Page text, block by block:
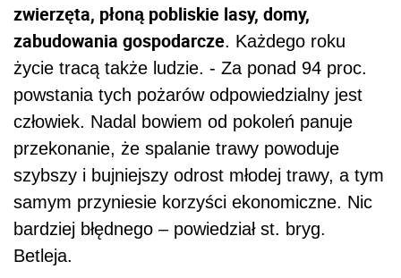
zwierzęta, płoną pobliskie lasy, domy,
zabudowania gospodarcze. Każdego roku
życie tracą także ludzie. - Za ponad 94 proc.
powstania tych pożarów odpowiedzialny jest
człowiek. Nadal bowiem od pokoleń panuje
przekonanie, że spalanie trawy powoduje
szybszy i bujniejszy odrost młodej trawy, a tym
samym przyniesie korzyści ekonomiczne. Nic
bardziej błędnego – powiedział st. bryg.
Betleja.